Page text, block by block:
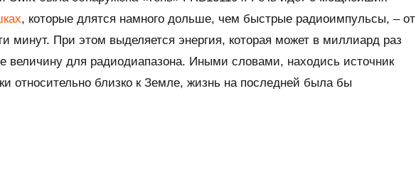
, которые длятся намного дольше, чем быстрые радиоимпульсы, – от
минут. При этом выделяется энергия, которая может в миллиард раз
величину для радиодиапазона. Иными словами, находись источник
относительно близко к Земле, жизнь на последней была бы